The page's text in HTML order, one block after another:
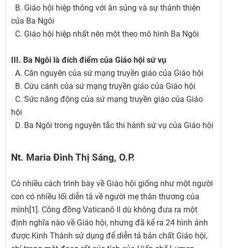
B. Giáo hội hiệp thông với ân sủng và sự thánh thiện
của Ba Ngôi
C. Giáo hội hiệp nhất nên một theo mô hình Ba Ngôi
III. Ba Ngôi là đích điểm của Giáo hội sứ vụ
A. Căn nguyên của sứ mạng truyền giáo của Giáo hội
B. Cứu cánh của sứ mạng truyền giáo của Giáo hội
C. Sức năng động của sứ mạng truyền giáo của Giáo
hội
D. Ba Ngôi trong nguyên tắc thi hành sứ vụ của Giáo hội
Nt. Maria Đinh Thị Sáng, O.P.
Có nhiều cách trình bày về Giáo hội giống như một người
con có nhiều lối diễn tả về người mẹ thân thương của
mình[1]. Công đồng Vaticanô II dù không đưa ra một
định nghĩa nào về Giáo hội, nhưng đã kể ra 24 hình ảnh
được Kinh Thánh sử dụng để diễn tả bản chất Giáo hội,